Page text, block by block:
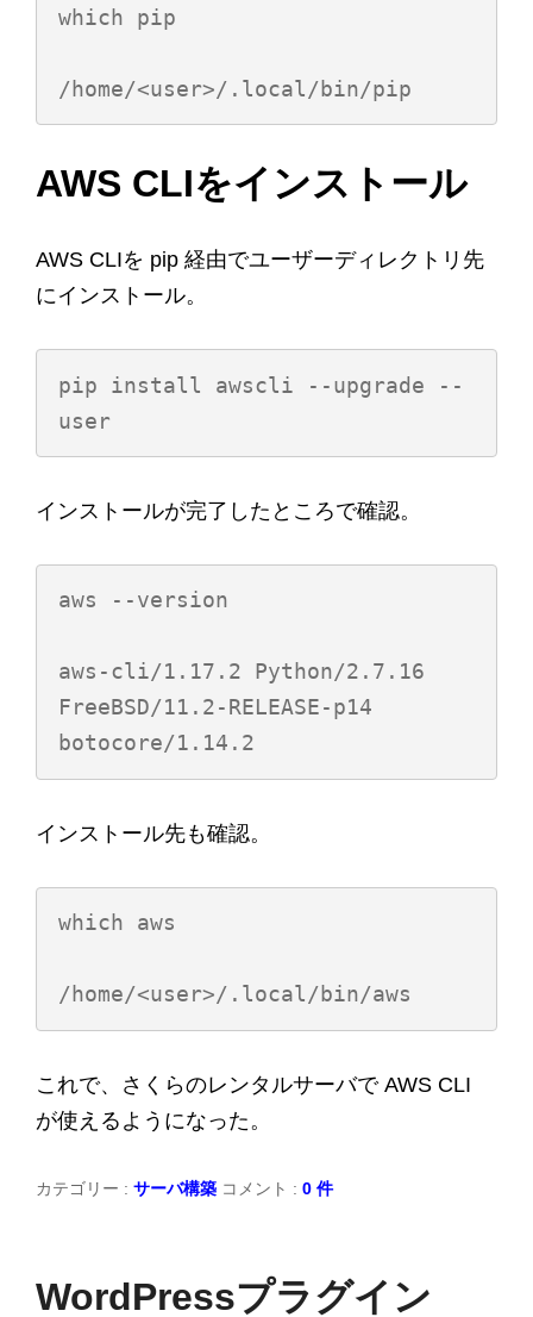
which pip
AWS CLIをインストール
AWS CLIを pip 経由でユーザーディレクトリ先
にインストール。
pip install awscli --upgrade --
インストールが完了したところで確認。
aws --version
aws-cli/1.17.2 Python/2.7.16
FreeBSD/11.2-RELEASE-p14
インストール先も確認。
which aws
これで、さくらのレンタルサーバで AWS CLI
が使えるようになった。
カテゴリー : サーバ構築 コメント : 0 件
WordPressプラグイン